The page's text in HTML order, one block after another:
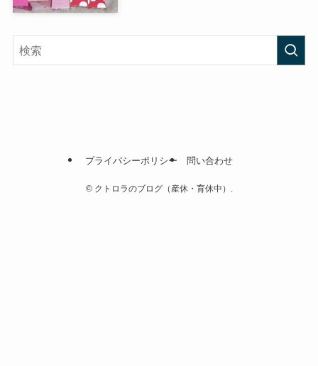
プライバシーポリシー 問い合わせ
©クトロラのブログ（産休・育休中）.